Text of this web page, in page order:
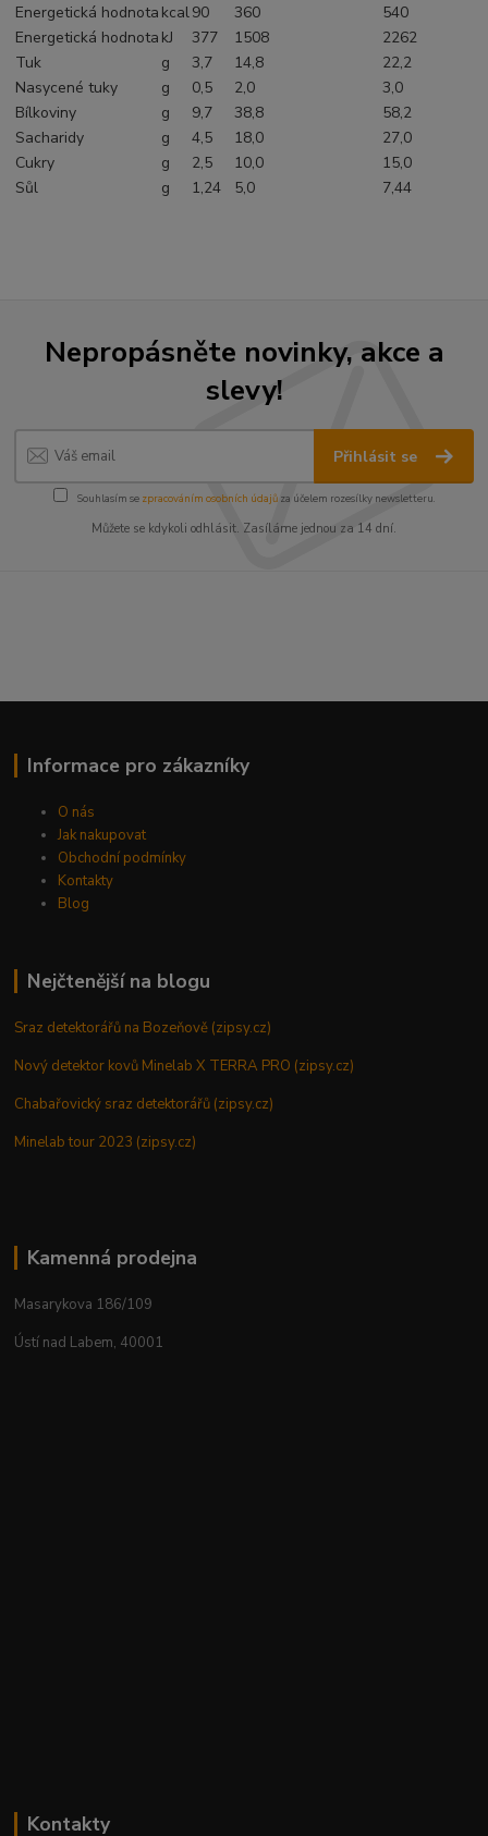
Energetická hodnota kcal90 360
540
Energetická hodnota kJ 377 1508
2262
Tuk
g 3,7 14,8
22,2
Nasycené tuky
g 0,5 2,0
3,0
Bílkoviny
g 9,7 38,8
58,2
Sacharidy
g 4,5 18,0
27,0
Cukry
g 2,5 10,0
15,0
Sůl
g 1,24 5,0 7,44
Nepropásněte novinky, akce a
slevy!
Přihlásit se
Souhlasím se zpracováním osobních údajůza účelem rozesílky newsletteru.
Můžete se kdykoli odhlásit. Zasíláme jednou za 14 dní.
Informace pro zákazníky
O nás
Jak nakupovat
Obchodní podmínky
Kontakty
Blog
Nejčtenější na blogu
Sraz detektorářů na Bozeňově (zipsy.cz)
Nový detektor kovů Minelab X TERRA PRO (zipsy.cz)
Chabařovický sraz detektorářů (zipsy.cz)
Minelab tour 2023 (zipsy.cz)
Kamenná prodejna
Masarykova 186/109
Ústí nad Labem, 40001
Kontakty